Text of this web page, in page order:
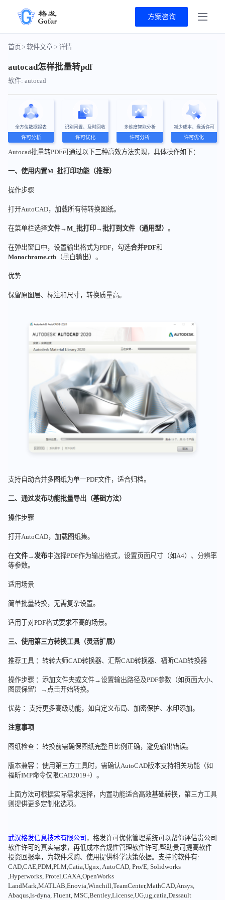
方案咨询
首页>软件文章 >详情
autocad怎样批量转pdf
软件: autocad
全方位数据报表
许可分析
识别闲置、及时回收
许可优化
多维度智能分析
许可分析
减少成本、盘活许可
许可优化
Autocad批量转PDF可通过以下三种高效方法实现，具体操作如下：
一、使用内置M_批打印功能（推荐）
操作步骤
打开AutoCAD，加载所有待转换图纸。
在菜单栏选择文件→M_批打印→批打到文件（通用型） 。
在弹出窗口中，设置输出格式为PDF，勾选合并PDF和
Monochrome.ctb（黑白输出）。
优势
保留原图层、标注和尺寸，转换质量高。
支持自动合并多图纸为单一PDF文件，适合归档。
二、通过发布功能批量导出（基础方法）
操作步骤
打开AutoCAD，加载图纸集。
在文件→发布中选择PDF作为输出格式，设置页面尺寸（如A4）、分辨率
等参数。
适用场景
简单批量转换，无需复杂设置。
适用于对PDF格式要求不高的场景。
三、使用第三方转换工具（灵活扩展）
推荐工具 ：转转大师CAD转换器、汇帮CAD转换器、福昕CAD转换器
操作步骤 ：添加文件夹或文件→设置输出路径及PDF参数（如页面大小、
图层保留）→点击开始转换。
优势 ：支持更多高级功能，如自定义布局、加密保护、水印添加。
注意事项
图纸检查 ：转换前需确保图纸完整且比例正确，避免输出错误。
版本兼容 ：使用第三方工具时，需确认AutoCAD版本支持相关功能（如
福昕IMP命令仅限CAD2019+）。
上面方法可根据实际需求选择，内置功能适合高效基础转换，第三方工具
则提供更多定制化选项。
武汉格发信息技术有限公司 ，格发许可优化管理系统可以帮你评估贵公司
软件许可的真实需求，再低成本合规性管理软件许可,帮助贵司提高软件
投资回报率，为软件采购、使用提供科学决策依据。支持的软件有:
CAD,CAE,PDM,PLM,Catia,Ugnx, AutoCAD, Pro/E, Solidworks
,Hyperworks, Protel,CAXA,OpenWorks
LandMark,MATLAB,Enovia,Winchill,TeamCenter,MathCAD,Ansys,
Abaqus,ls-dyna, Fluent, MSC,Bentley,License,UG,ug,catia,Dassault